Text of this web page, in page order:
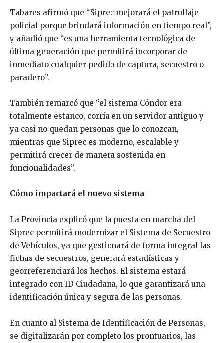
Tabares afirmó que “Siprec mejorará el patrullaje
policial porque brindará información en tiempo real”,
y añadió que “es una herramienta tecnológica de
última generación que permitirá incorporar de
inmediato cualquier pedido de captura, secuestro o
paradero”.
También remarcó que “el sistema Cóndor era
totalmente estanco, corría en un servidor antiguo y
ya casi no quedan personas que lo conozcan,
mientras que Siprec es moderno, escalable y
permitirá crecer de manera sostenida en
funcionalidades”.
Cómo impactará el nuevo sistema
La Provincia explicó que la puesta en marcha del
Siprec permitirá modernizar el Sistema de Secuestro
de Vehículos, ya que gestionará de forma integral las
fichas de secuestros, generará estadísticas y
georreferenciará los hechos. El sistema estará
integrado con ID Ciudadana, lo que garantizará una
identificación única y segura de las personas.
En cuanto al Sistema de Identificación de Personas,
se digitalizarán por completo los prontuarios, las